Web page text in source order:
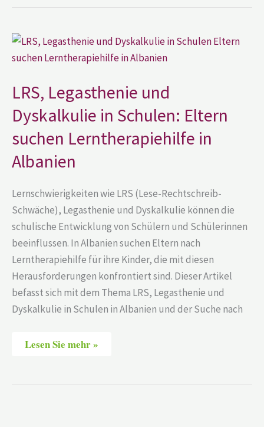
LRS, Legasthenie und
Dyskalkulie in Schulen: Eltern
suchen Lerntherapiehilfe in
Albanien
Lernschwierigkeiten wie LRS (Lese-Rechtschreib-
Schwäche), Legasthenie und Dyskalkulie können die
schulische Entwicklung von Schülern und Schülerinnen
beeinflussen. In Albanien suchen Eltern nach
Lerntherapiehilfe für ihre Kinder, die mit diesen
Herausforderungen konfrontiert sind. Dieser Artikel
befasst sich mit dem Thema LRS, Legasthenie und
Dyskalkulie in Schulen in Albanien und der Suche nach
LRS,
Legasthenie
und
Schulen:
Eltern
suchen
Lerntherapiehilfe
in
Albanien
Lesen Sie mehr »